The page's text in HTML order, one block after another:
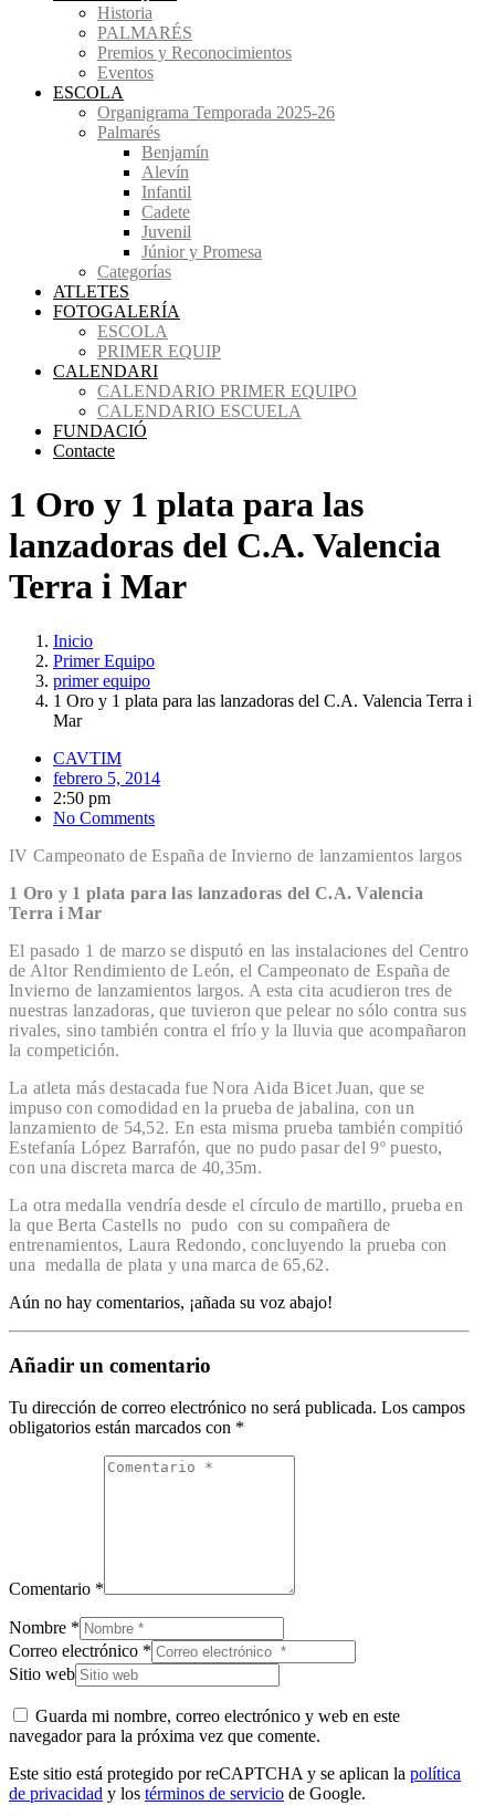
Historia
PALMARÉS
Premios y Reconocimientos
Eventos
ESCOLA
Organigrama Temporada 2025-26
Palmarés
Benjamín
Alevín
Infantil
Cadete
Juvenil
Júnior y Promesa
Categorías
ATLETES
FOTOGALERÍA
ESCOLA
PRIMER EQUIP
CALENDARI
CALENDARIO PRIMER EQUIPO
CALENDARIO ESCUELA
FUNDACIÓ
Contacte
1 Oro y 1 plata para las
lanzadoras del C.A. Valencia
Terra i Mar
Inicio
Primer Equipo
primer equipo
1 Oro y 1 plata para las lanzadoras del C.A. Valencia Terra i
Mar
CAVTIM
febrero 5, 2014
2:50 pm
No Comments
IV Campeonato de España de Invierno de lanzamientos largos
1 Oro y 1 plata para las lanzadoras del C.A. Valencia
Terra i Mar
El pasado 1 de marzo se disputó en las instalaciones del Centro
de Altor Rendimiento de León, el Campeonato de España de
Invierno de lanzamientos largos. A esta cita acudieron tres de
nuestras lanzadoras, que tuvieron que pelear no sólo contra sus
rivales, sino también contra el frío y la lluvia que acompañaron
la competición.
La atleta más destacada fue Nora Aida Bicet Juan, que se
impuso con comodidad en la prueba de jabalina, con un
lanzamiento de 54,52. En esta misma prueba también compitió
Estefanía López Barrafón, que no pudo pasar del 9º puesto,
con una discreta marca de 40,35m.
La otra medalla vendría desde el círculo de martillo, prueba en
la que Berta Castells no pudo con su compañera de
entrenamientos, Laura Redondo, concluyendo la prueba con
una medalla de plata y una marca de 65,62.
Aún no hay comentarios, ¡añada su voz abajo!
Añadir un comentario
Tu dirección de correo electrónico no será publicada. Los campos
obligatorios están marcados con *
Comentario *
Nombre *
Correo electrónico *
Sitio web
Guarda mi nombre, correo electrónico y web en este
navegador para la próxima vez que comente.
Este sitio está protegido por reCAPTCHA y se aplican la política
de privacidad y los términos de servicio de Google.